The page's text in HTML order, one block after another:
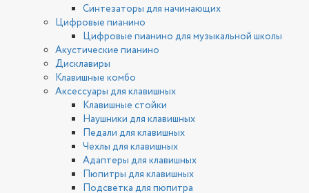
Синтезаторы для начинающих
Цифровые пианино
Цифровые пианино для музыкальной школы
Акустические пианино
Дисклавиры
Клавишные комбо
Аксессуары для клавишных
Клавишные стойки
Наушники для клавишных
Педали для клавишных
Чехлы для клавишных
Адаптеры для клавишных
Пюпитры для клавишных
Подсветка для пюпитра